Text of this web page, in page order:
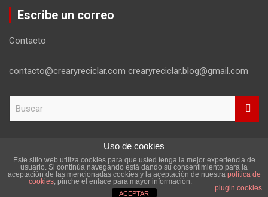
Escribe un correo
Contacto
contacto@crearyreciclar.com crearyreciclar.blog@gmail.com
c
Copyright ©2026
Aviso Legal y Política de Privacidad
Tema por:Theme Horse Funciona gracias a:
Uso de cookies
Este sitio web utiliza cookies para que usted tenga la mejor experiencia de
usuario. Si continúa navegando está dando su consentimiento para la
aceptación de las mencionadas cookies y la aceptación de nuestra política de
cookies, pinche el enlace para mayor información.
plugin cookies
ACEPTAR